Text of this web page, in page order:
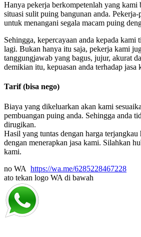
Hanya pekerja berkompetenlah yang kami
situasi sulit puing bangunan anda.
untuk menangani segala macam puing
Sehingga, kepercayaan anda kepada kami
lagi. Bukan hanya itu saja, pekerja kami
tanggungjawab yang bagus, jujur, akurat
demikian itu, kepuasan anda terhadap jasa
Tarif (bisa nego)
Biaya yang dikeluarkan akan kami
pembuangan puing anda. Sehingga anda
dirugikan.
Hasil yang tuntas dengan harga terjangkau
dengan menerapkan jasa kami. Silahkan
kami.
no WA https://wa.me/6285228467228
ato tekan logo WA di bawah